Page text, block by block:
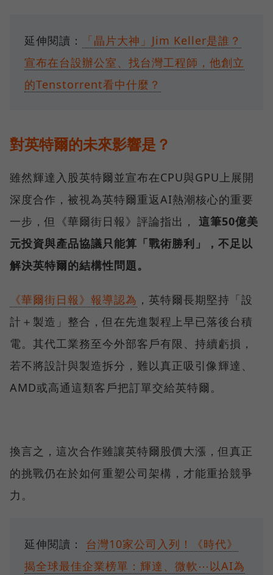
延伸閱讀：
「晶片大神」Jim Keller是誰？
宣布在台設辦公室、找台灣工程師，他創立
的Tenstorrent看中什麼？
對英特爾的未來影響是？
雖然輝達入股英特爾並宣布在CPU與GPU上展開
深度合作，被視為英特爾重返AI熱潮核心的重要
一步，但《華爾街日報》評論指出， 這筆50億美
元投資與產品協議只能算「戰術勝利」，不足以
解決英特爾的結構性問題。
《華爾街日報》報導認為 ，英特爾長期堅持「設
計＋製造」整合，但在先進製程上早已落後台積
電。其代工業務至今外部客戶有限、持續虧損，
若不將設計與製造拆分，難以真正吸引像輝達、
AMD或高通這類客戶把訂單交給英特爾。
換言之，這次合作雖讓英特爾股價大漲，但真正
的挑戰仍在於如何重塑公司架構，才能重拾競爭
力。
延伸閱讀： 台灣10家公司入列！《時代》
揭全球最佳企業榜單：輝達、微軟⋯以AI為